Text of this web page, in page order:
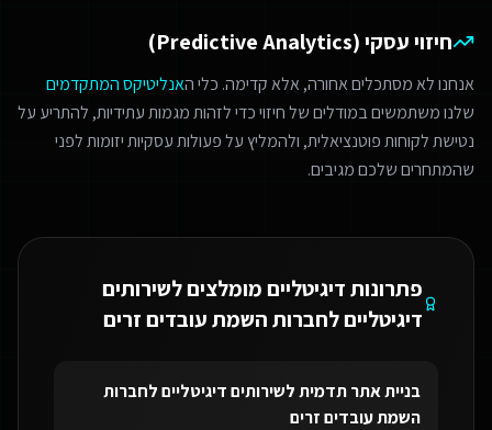
חיזוי עסקי (Predictive Analytics)
אנחנו לא מסתכלים אחורה, אלא קדימה. כלי האנליטיקס המתקדמים
שלנו משתמשים במודלים של חיזוי כדי לזהות מגמות עתידיות, להתריע על
נטישת לקוחות פוטנציאלית, ולהמליץ על פעולות עסקיות יזומות לפני
שהמתחרים שלכם מגיבים.
פתרונות דיגיטליים מומלצים לשירותים
דיגיטליים לחברות השמת עובדים זרים
בניית אתר תדמיתלשירותים דיגיטליים לחברות
השמת עובדים זרים